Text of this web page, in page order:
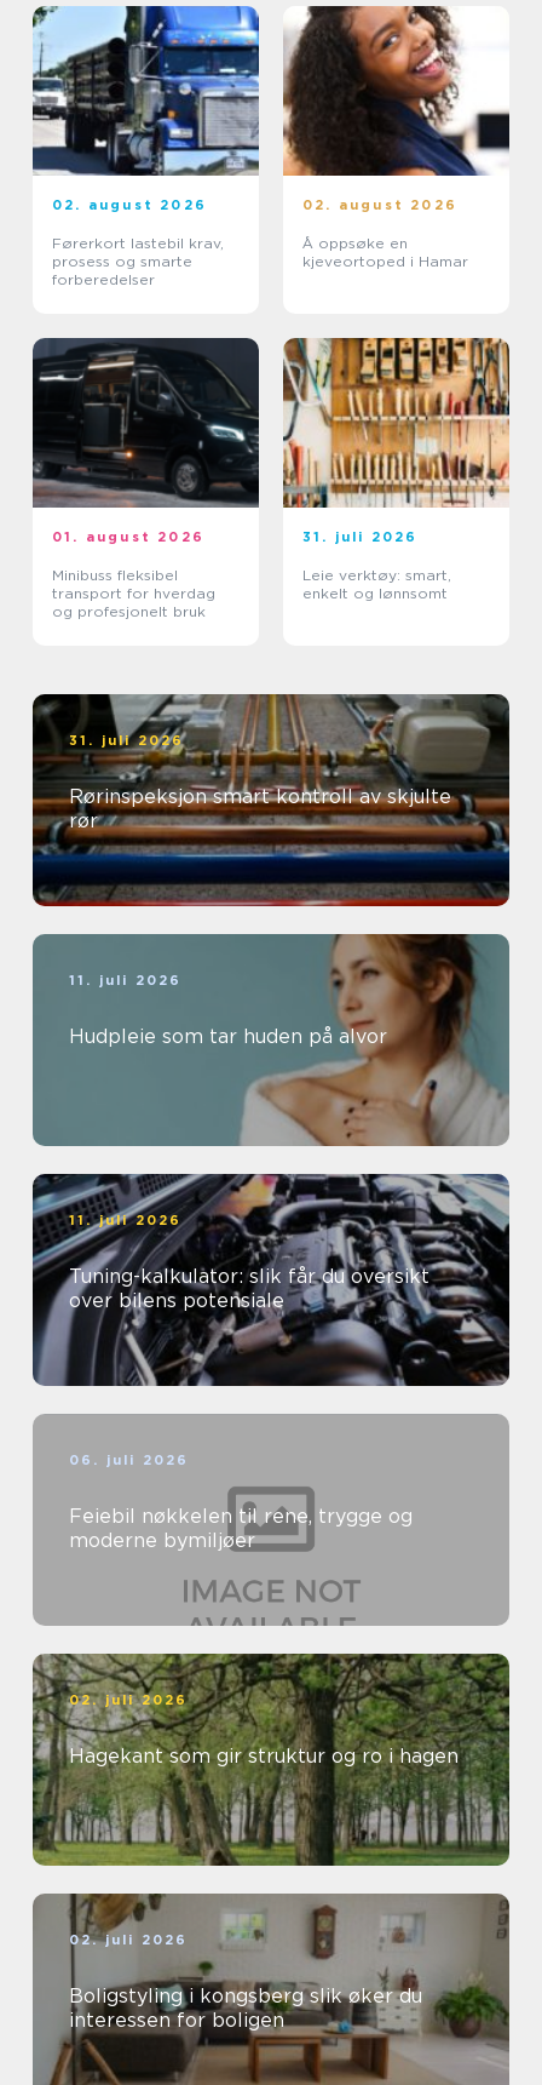
02. august 2026
Førerkort lastebil krav,
prosess og smarte
forberedelser
02. august 2026
Å oppsøke en
kjeveortoped i Hamar
01. august 2026
Minibuss fleksibel
transport for hverdag
og profesjonelt bruk
31. juli 2026
Leie verktøy: smart,
enkelt og lønnsomt
31. juli 2026
Rørinspeksjon smart kontroll av skjulte
rør
11. juli 2026
Hudpleie som tar huden på alvor
11. juli 2026
Tuning-kalkulator: slik får du oversikt
over bilens potensiale
06. juli 2026
Feiebil nøkkelen til rene, trygge og
moderne bymiljøer
02. juli 2026
Hagekant som gir struktur og ro i hagen
02. juli 2026
Boligstyling i kongsberg slik øker du
interessen for boligen